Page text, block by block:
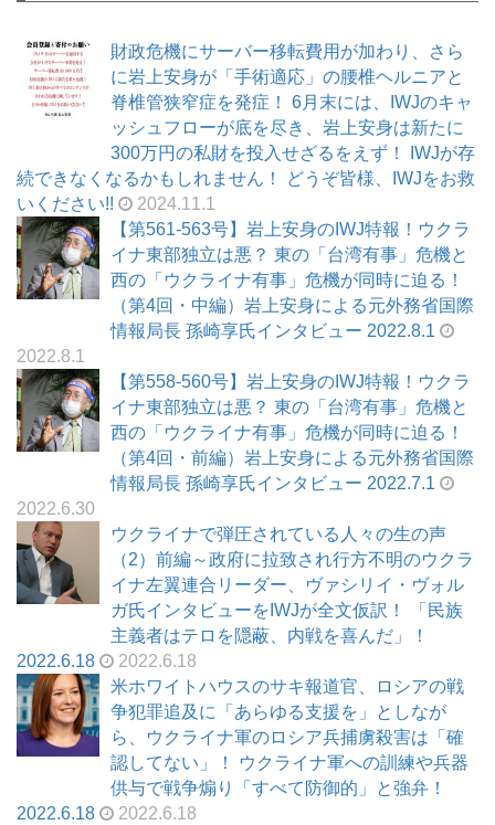
財政危機にサーバー移転費用が加わり、さら
に岩上安身が「手術適応」の腰椎ヘルニアと
脊椎管狭窄症を発症！ 6月末には、IWJのキャ
ッシュフローが底を尽き、岩上安身は新たに
300万円の私財を投入せざるをえず！ IWJが存
続できなくなるかもしれません！ どうぞ皆様、IWJをお救
いください!!
2024.11.1
【第561-563号】岩上安身のIWJ特報！ウクラ
イナ東部独立は悪？ 東の「台湾有事」危機と
西の「ウクライナ有事」危機が同時に迫る！
（第4回・中編）岩上安身による元外務省国際
情報局長 孫崎享氏インタビュー 2022.8.1
2022.8.1
【第558-560号】岩上安身のIWJ特報！ウクラ
イナ東部独立は悪？ 東の「台湾有事」危機と
西の「ウクライナ有事」危機が同時に迫る！
（第4回・前編）岩上安身による元外務省国際
情報局長 孫崎享氏インタビュー 2022.7.1
2022.6.30
ウクライナで弾圧されている人々の生の声
（2）前編～政府に拉致され行方不明のウクラ
イナ左翼連合リーダー、ヴァシリイ・ヴォル
ガ氏インタビューをIWJが全文仮訳！ 「民族
主義者はテロを隠蔽、内戦を喜んだ」！
2022.6.18
2022.6.18
米ホワイトハウスのサキ報道官、ロシアの戦
争犯罪追及に「あらゆる支援を」としなが
ら、ウクライナ軍のロシア兵捕虜殺害は「確
認してない」！ ウクライナ軍への訓練や兵器
供与で戦争煽り「すべて防御的」と強弁！
2022.6.18
2022.6.18